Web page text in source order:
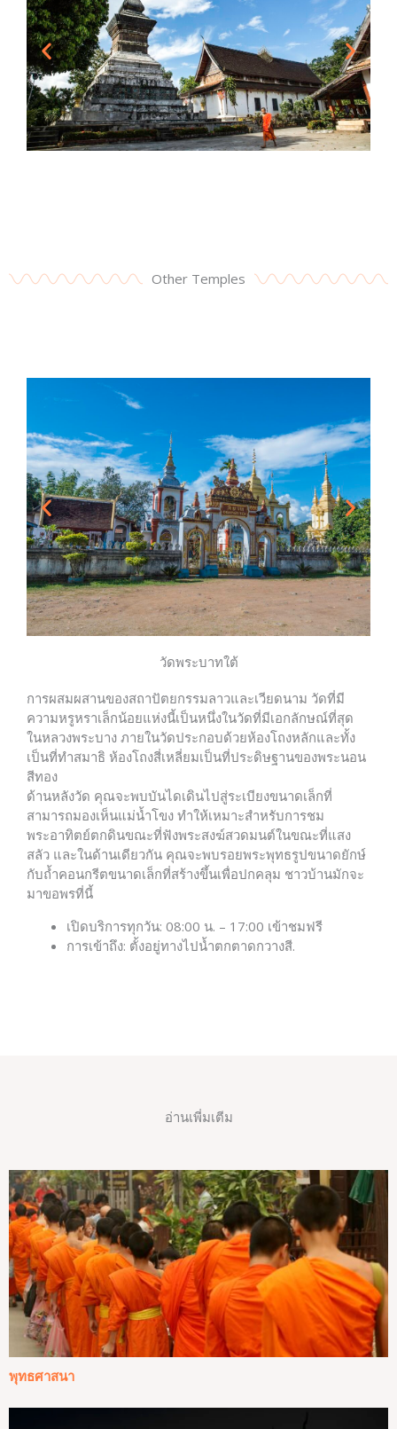
Other Temples
วัดพระบาทใต้
การผสมผสานของสถาปัตยกรรมลาวและเวียดนาม วัดที่มี
ความหรูหราเล็กน้อยแห่งนี้เป็นหนึ่งในวัดที่มีเอกลักษณ์ที่สุด
ในหลวงพระบาง ภายในวัดประกอบด้วยห้องโถงหลักและทั้ง
เป็นที่ทำสมาธิ ห้องโถงสี่เหลี่ยมเป็นที่ประดิษฐานของพระนอน
สีทอง
ด้านหลังวัด คุณจะพบบันไดเดินไปสู่ระเบียงขนาดเล็กที่
สามารถมองเห็นแม่น้ำโขง ทำให้เหมาะสำหรับการชม
พระอาทิตย์ตกดินขณะที่ฟังพระสงฆ์สวดมนต์ในขณะที่แสง
สลัว และในด้านเดียวกัน คุณจะพบรอยพระพุทธรูปขนาดยักษ์
กับถ้ำคอนกรีตขนาดเล็กที่สร้างขึ้นเพื่อปกคลุม ชาวบ้านมักจะ
มาขอพรที่นี้
เปิดบริการทุกวัน: 08:00 น. – 17:00 เข้าชมฟรี
การเข้าถึง: ตั้งอยู่ทางไปน้ำตกตาดกวางสี.
อ่านเพี่มเตีม
พุทธศาสนา